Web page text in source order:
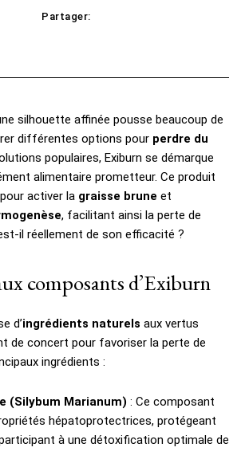
Partager:
silhouette affinée pousse beaucoup de
différentes options pour perdre du
populaires, Exiburn se démarque
alimentaire prometteur. Ce produit
activer la graisse brune et
, facilitant ainsi la perte de
il réellement de son efficacité ?
composants d’Exiburn
d’ingrédients naturels aux vertus
de concert pour favoriser la perte de
ingrédients :
(Silybum Marianum) : Ce composant
hépatoprotectrices, protégeant
à une détoxification optimale de